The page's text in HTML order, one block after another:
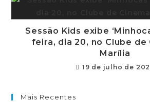
Sessão Kids exibe
feira, dia 20, no Clube de
Marília
19 de julho de
Mais Recentes